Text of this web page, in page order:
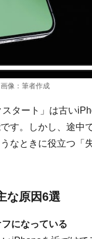
像：筆者作成
タート」は古い
す。しかし、途中
なときに役立つ「
な原因6選
になっている